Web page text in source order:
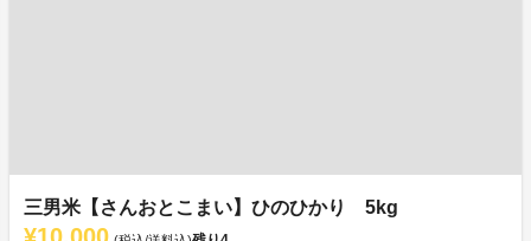
三男米【さんおとこまい】ひのひかり 5kg